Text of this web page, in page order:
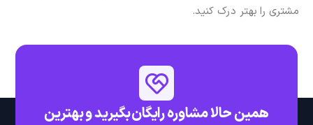
مشتری را بهتر درک کنید.
همین حالا مشاوره رایگان بگیرید و بهترین